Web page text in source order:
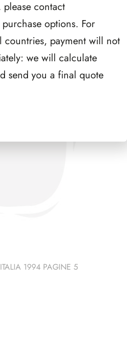
1994 PAGINE 5
contact
options. For
countries, payment will not
we will calculate
send you a final quote